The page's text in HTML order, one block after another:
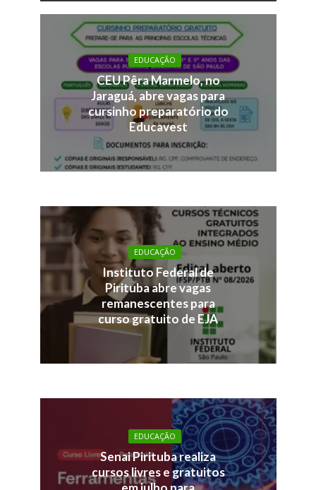
EDUCAÇÃO
CEU Pêra Marmelo, no
Jaraguá, abre vagas para
cursinho preparatório do
Educavest
EDUCAÇÃO
Instituto Federal de
Pirituba abre vagas
remanescentes para
curso gratuito de EJA
EDUCAÇÃO
Senai Pirituba realiza
cursos livres e gratuitos